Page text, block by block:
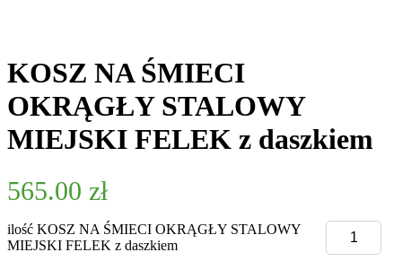
KOSZ NA ŚMIECI
OKRĄGŁY STALOWY
MIEJSKI FELEK z daszkiem
565.00 zł
ilość KOSZ NA ŚMIECI OKRĄGŁY STALOWY
MIEJSKI FELEK z daszkiem